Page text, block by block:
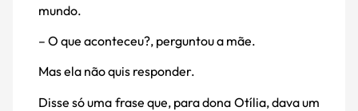
mundo.
– O que aconteceu?, perguntou a mãe.
Mas ela não quis responder.
Disse só uma frase que, para dona Otília, dava um